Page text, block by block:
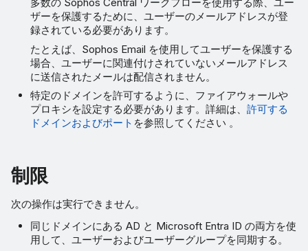
多数の Sophos Central ワークフローを使用する際、ユー
ザーを保護するために、ユーザーのメールアドレスが登
録されている必要があります。
たとえば、Sophos Email を使用してユーザーを保護する
場合、ユーザーに関連付けされていないメールアドレス
に送信されたメールは配信されません。
特定のドメインを許可するように、ファイアウォールや
プロキシを設定する必要があります。詳細は、許可する
ドメインおよびポート を参照してください 。
制限
次の操作は実行できません。
同じドメインにある AD と Microsoft Entra ID の両方を使
用して、ユーザーおよびユーザーグループを同期する。